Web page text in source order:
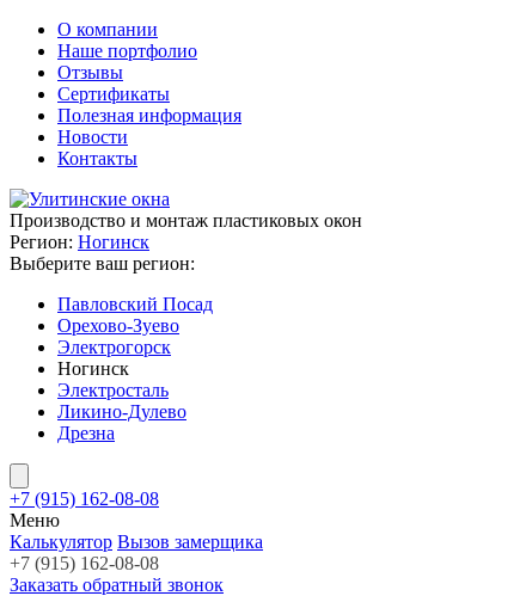
О компании
Наше портфолио
Отзывы
Сертификаты
Полезная информация
Новости
Контакты
Производство и монтаж пластиковых окон
Регион: Ногинск
Выберите ваш регион:
Павловский Посад
Орехово-Зуево
Электрогорск
Ногинск
Электросталь
Ликино-Дулево
Дрезна
+7 (915) 162-08-08
Меню
Калькулятор Вызов замерщика
+7 (915) 162-08-08
Заказать обратный звонок